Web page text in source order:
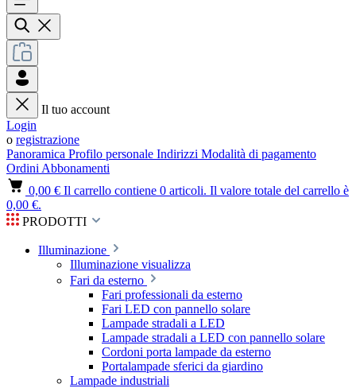
Il tuo account
Login
o registrazione
Panoramica Profilo personale Indirizzi Modalità di pagamento
Ordini Abbonamenti
0,00 € Il carrello contiene 0 articoli. Il valore totale del carrello è
0,00 €.
PRODOTTI
Illuminazione
Illuminazione visualizza
Fari da esterno
Fari professionali da esterno
Fari LED con pannello solare
Lampade stradali a LED
Lampade stradali a LED con pannello solare
Cordoni porta lampade da esterno
Portalampade sferici da giardino
Lampade industriali